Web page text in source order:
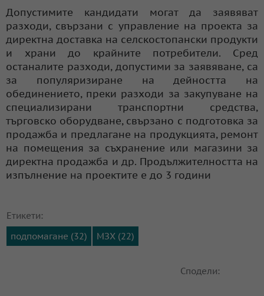
Допустимите кандидати могат да заявяват
разходи, свързани с управление на проекта за
директна доставка на селскостопански продукти
и храни до крайните потребители. Сред
останалите разходи, допустими за заявяване, са
за популяризиране на дейността на
обединението, преки разходи за закупуване на
специализирани транспортни средства,
търговско оборудване, свързано с подготовка за
продажба и предлагане на продукцията, ремонт
на помещения за съхранение или магазини за
директна продажба и др. Продължителността на
изпълнение на проектите е до 3 години
Етикети:
подпомагане (32)
МЗХ (22)
Сподели: